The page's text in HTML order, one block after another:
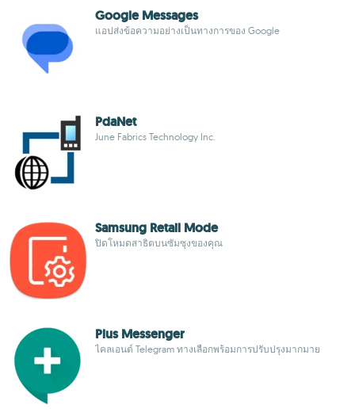
Google Messages
แอปส่งข้อความอย่างเป็นทางการของ Google
PdaNet
June Fabrics Technology Inc.
Samsung Retail Mode
ปิดโหมดสาธิตบนซัมซุงของคุณ
Plus Messenger
ไคลเอนต์ Telegram ทางเลือกพร้อมการปรับปรุงมากมาย